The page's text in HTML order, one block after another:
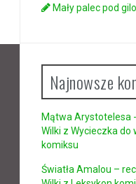
Mały palec pod
Najnowsze
Mątwa Arystotelesa
Wilki z Wycieczka do
komiksu
Światła Amalou –